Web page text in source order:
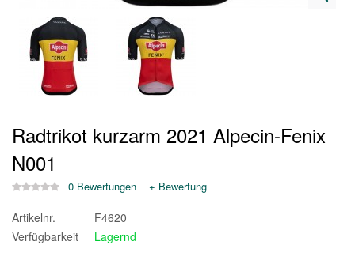
Radtrikot kurzarm 2021 Alpecin-Fenix
N001
0 Bewertungen + Bewertung
Artikelnr.
F4620
Verfügbarkeit
Lagernd